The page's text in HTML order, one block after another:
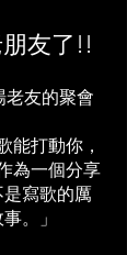
友了!!
老友的聚會
能打動你，
為一個分享
寫歌的厲
。」